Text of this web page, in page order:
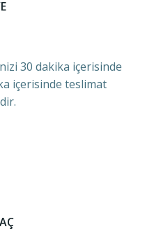
30 dakika içerisinde
içerisinde teslimat